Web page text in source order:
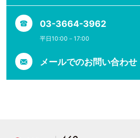
03-3664-3962
平日10:00－17:00
メールでのお問い合わせ